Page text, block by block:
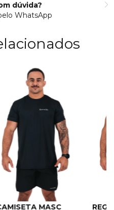
dúvida?
WhatsApp
MASC